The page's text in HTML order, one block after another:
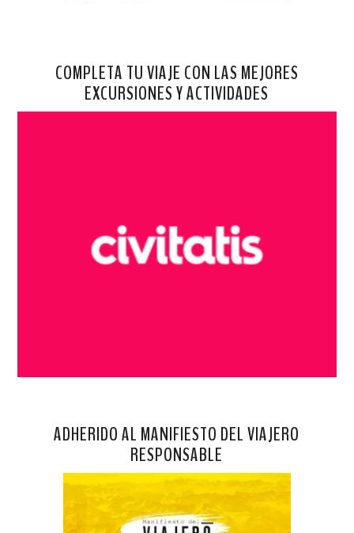
COMPLETA TU VIAJE CON LAS MEJORES
EXCURSIONES Y ACTIVIDADES
ADHERIDO AL MANIFIESTO DEL VIAJERO
RESPONSABLE